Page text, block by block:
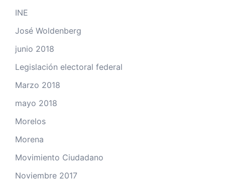
INE
José Woldenberg
junio 2018
Legislación electoral federal
Marzo 2018
mayo 2018
Morelos
Morena
Movimiento Ciudadano
Noviembre 2017